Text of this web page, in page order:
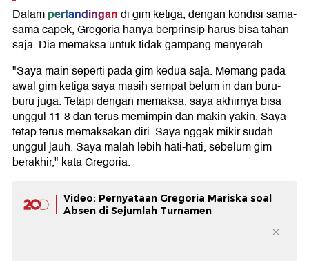
Dalampertandingandi gim ketiga, dengan kondisi sama-
sama capek, Gregoria hanya berprinsip harus bisa tahan
saja. Dia memaksa untuk tidak gampang menyerah.
"Saya main seperti pada gim kedua saja. Memang pada
awal gim ketiga saya masih sempat belum in dan buru-
buru juga. Tetapi dengan memaksa, saya akhirnya bisa
unggul 11-8 dan terus memimpin dan makin yakin. Saya
tetap terus memaksakan diri. Saya nggak mikir sudah
unggul jauh. Saya malah lebih hati-hati, sebelum gim
berakhir," kata Gregoria.
Video: Pernyataan Gregoria Mariska soal
Absen di Sejumlah Turnamen